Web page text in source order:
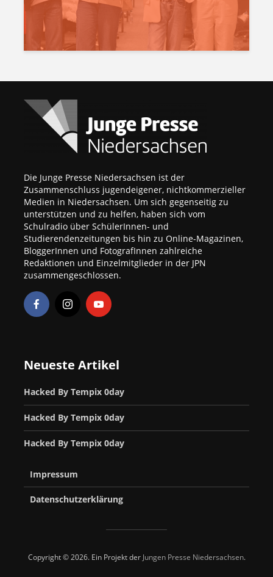
Die Junge Presse Niedersachsen ist der
Zusammenschluss jugendeigener, nichtkommerzieller
Medien in Niedersachsen. Um sich gegenseitig zu
unterstützen und zu helfen, haben sich vom
Schulradio über SchülerInnen- und
Studierendenzeitungen bis hin zu Online-Magazinen,
BloggerInnen und FotografInnen zahlreiche
Redaktionen und Einzelmitglieder in der JPN
zusammengeschlossen.
Neueste Artikel
Hacked By Tempix 0day
Hacked By Tempix 0day
Hacked By Tempix 0day
Impressum
Datenschutzerklärung
Copyright © 2026. Ein Projekt der Jungen Presse Niedersachsen.